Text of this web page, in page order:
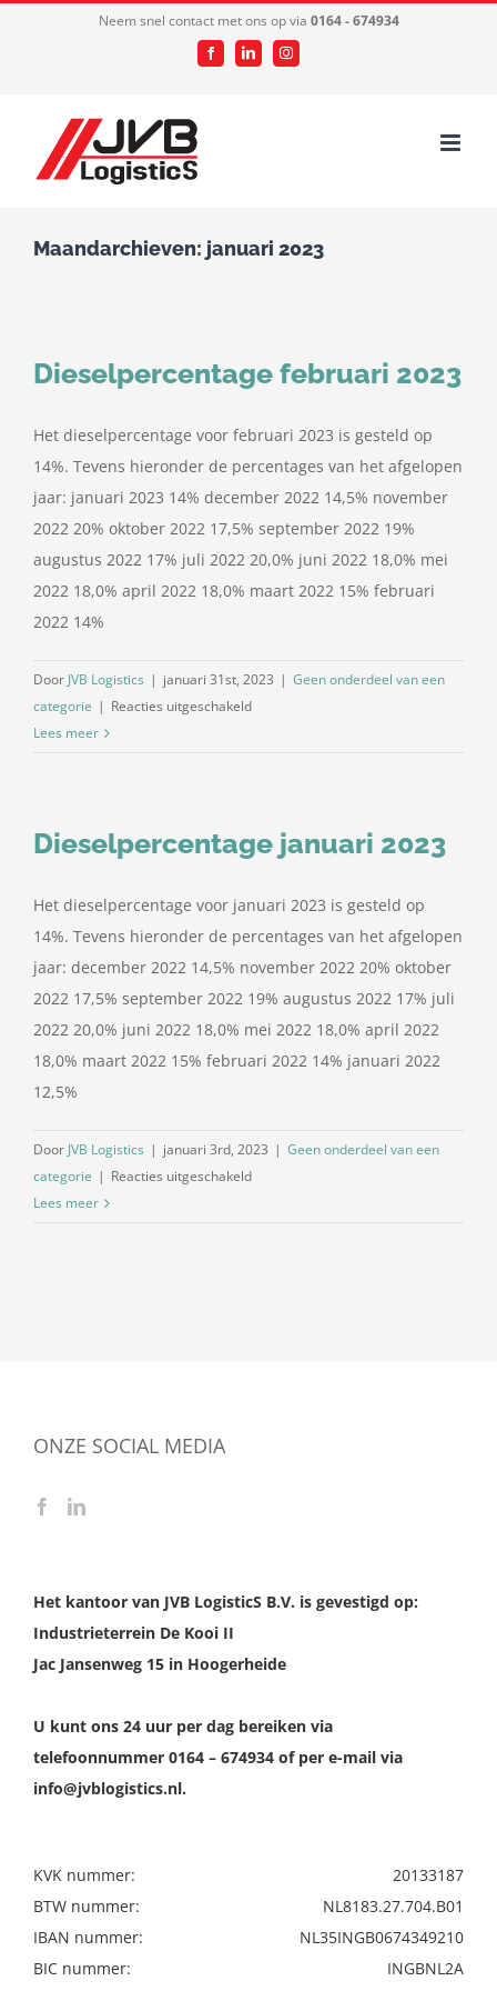
Neem snel contact met ons op via 0164 - 674934
FacebookLinkedInInstagram
Maandarchieven: januari 2023
Dieselpercentage februari 2023
Het dieselpercentage voor februari 2023 is gesteld op
14%. Tevens hieronder de percentages van het afgelopen
jaar: januari 2023 14% december 2022 14,5% november
2022 20% oktober 2022 17,5% september 2022 19%
augustus 2022 17% juli 2022 20,0% juni 2022 18,0% mei
2022 18,0% april 2022 18,0% maart 2022 15% februari
2022 14%
Door JVB Logistics | januari 31st, 2023 | Geen onderdeel van een
categorie | Reacties uitgeschakeldvoor
Lees meer
Dieselpercentage januari 2023
Het dieselpercentage voor januari 2023 is gesteld op
14%. Tevens hieronder de percentages van het afgelopen
jaar: december 2022 14,5% november 2022 20% oktober
2022 17,5% september 2022 19% augustus 2022 17% juli
2022 20,0% juni 2022 18,0% mei 2022 18,0% april 2022
18,0% maart 2022 15% februari 2022 14% januari 2022
12,5%
Door JVB Logistics | januari 3rd, 2023 | Geen onderdeel van een
categorie | Reacties uitgeschakeldvoor
Lees meer
ONZE SOCIAL MEDIA
Het kantoor van JVB LogisticS B.V. is gevestigd op:
Industrieterrein De Kooi II
Jac Jansenweg 15 in Hoogerheide
U kunt ons 24 uur per dag bereiken via
telefoonnummer 0164 – 674934 of per e-mail via
info@jvblogistics.nl.
KVK nummer:
20133187
BTW nummer:
NL8183.27.704.B01
IBAN nummer:
NL35INGB0674349210
BIC nummer:
INGBNL2A